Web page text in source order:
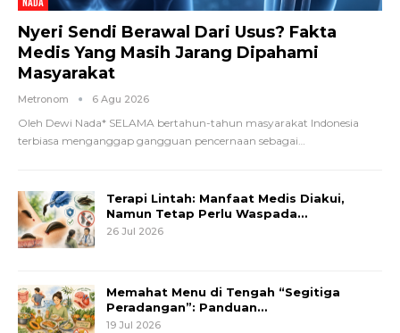
Nyeri Sendi Berawal Dari Usus? Fakta
Medis Yang Masih Jarang Dipahami
Masyarakat
Metronom 6 Agu 2026
Oleh Dewi Nada* SELAMA bertahun-tahun masyarakat Indonesia
terbiasa menganggap gangguan pencernaan sebagai…
Terapi Lintah: Manfaat Medis Diakui,
Namun Tetap Perlu Waspada…
26 Jul 2026
Memahat Menu di Tengah “Segitiga
Peradangan”: Panduan…
19 Jul 2026